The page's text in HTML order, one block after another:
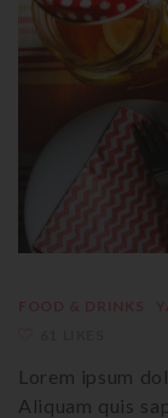
Lorem ipsum
Aliquam quis